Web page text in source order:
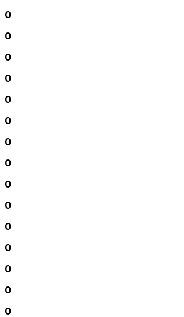
0
0
0
0
0
0
0
0
0
0
0
0
0
0
0